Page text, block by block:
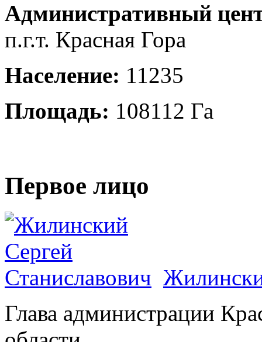
Административный
п.г.т. Красная Гора
Население: 11235
Площадь: 108112 Га
Первое лицо
Глава администрации